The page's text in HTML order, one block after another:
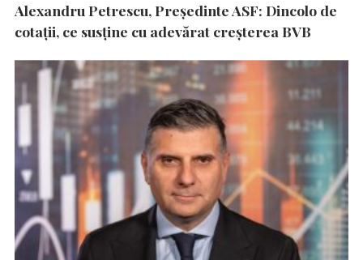
Alexandru Petrescu, Președinte ASF: Dincolo de
cotații, ce susține cu adevărat creșterea BVB